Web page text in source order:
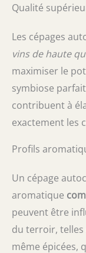
Qualité
Les cépages
vins de haute
maximiser le
symbiose
contribuent à
exactement les
Profils
Un cépage
aromatique
peuvent être
du terroir, telles
même épicées,